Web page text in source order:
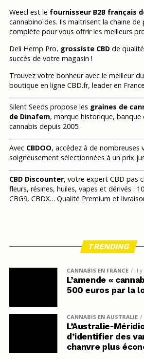
Weecl est le fournisseur B2B français
cannabinoïdes. Ils maitrisent la chaine de
complète pour vous offrir les meilleurs
Deli Hemp Pro, grossiste CBDde qualité
succès de votre magasin !
Trouvez votre bonheur avec le meilleur du
boutique en ligne CBD.fr, leader en
Silent Seeds propose les graines de
de Dinafem, marque historique, banque
cannabis depuis 2005.
Avec CBDOO, accédez à de nombreuses
soigneusement sélectionnées à un prix
CBD Discounter, votre expert CBD pas
fleurs, résines, huiles, vapes et dérivés :
CBG9, CBDX… Qualité Premium et
TRENDING
CANNABIS EN FRANCE il y
L’amende «
500 euros par la
CANNABIS EN AUSTRALIE
L’Australie-
d’identifier des
chanvre plus